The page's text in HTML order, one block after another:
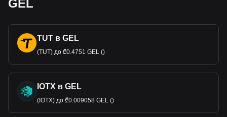
GEL
TUT в GEL
(TUT) до ₾0.4751 GEL ()
IOTX в GEL
(IOTX) до ₾0.009058 GEL ()